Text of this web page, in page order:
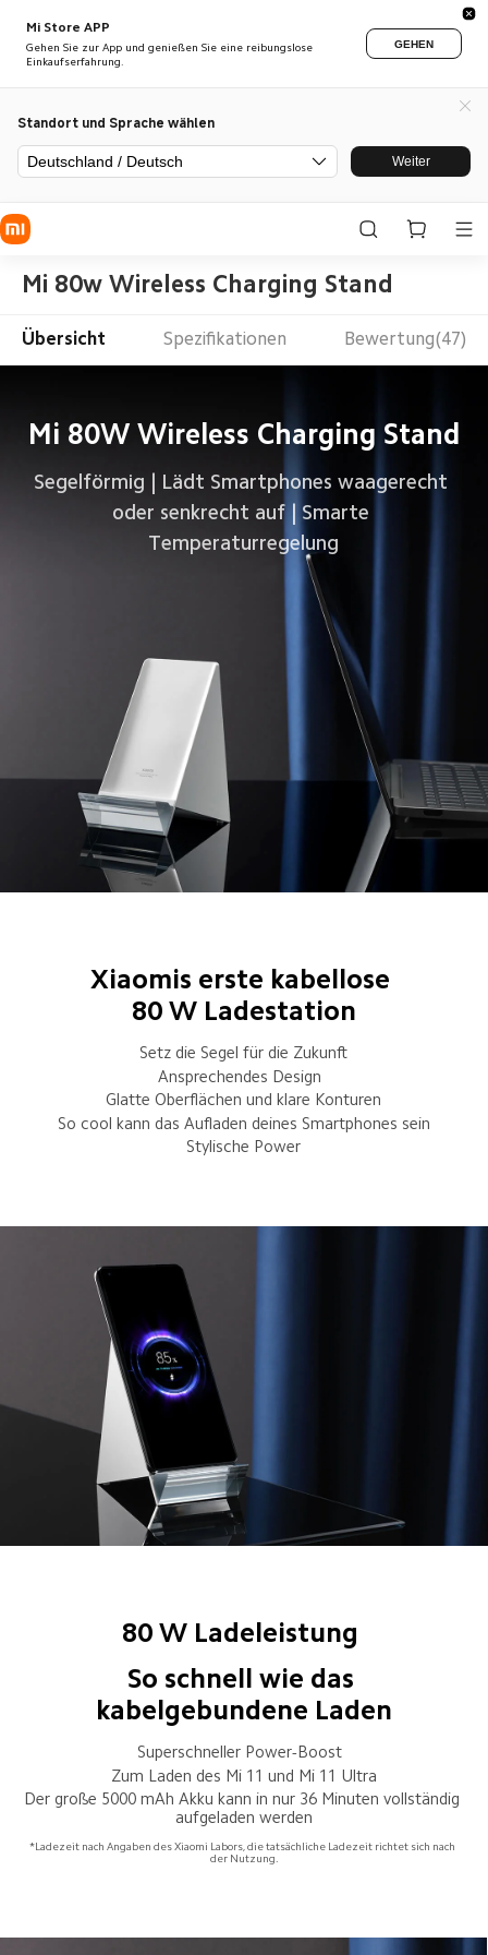
Mi Store APP
Gehen Sie zur App und genießen Sie eine reibungslose
Einkaufserfahrung.
GEHEN
Standort und Sprache wählen
Deutschland / Deutsch Weiter
Mi 80w Wireless Charging Stand
Übersicht Spezifikationen Bewertung(47)
Mi 80W Wireless Charging Stand
Segelförmig | Lädt Smartphones waagerecht
oder senkrecht auf | Smarte
Temperaturregelung
Xiaomis erste kabellose
80 W Ladestation
Setz die Segel für die Zukunft
Ansprechendes Design
Glatte Oberflächen und klare Konturen
So cool kann das Aufladen deines Smartphones sein
Stylische Power
80 W Ladeleistung
So schnell wie das
kabelgebundene Laden
Superschneller Power-Boost
Zum Laden des Mi 11 und Mi 11 Ultra
Der große 5000 mAh Akku kann in nur 36 Minuten vollständig
aufgeladen werden
*Ladezeit nach Angaben des Xiaomi Labors, die tatsächliche Ladezeit richtet sich nach
der Nutzung.